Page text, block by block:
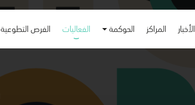
الأخبار المراكز الحوكمة الفعاليات الفرص التطوعية